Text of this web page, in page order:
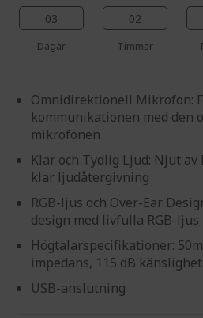
03
Dagar
02
Timmar
Omnidirektionell Mikrofon:
kommunikationen med den
mikrofonen
Klar och Tydlig Ljud: Njut
klar ljudåtergivning
RGB-ljus och Over-Ear
design med livfulla RGB-ljus
Högtalarspecifikationer:
impedans, 115 dB känslighet
USB-anslutning